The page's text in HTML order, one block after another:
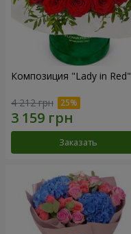
Композиция "Lady in Red"
4 212 грн
Заказать